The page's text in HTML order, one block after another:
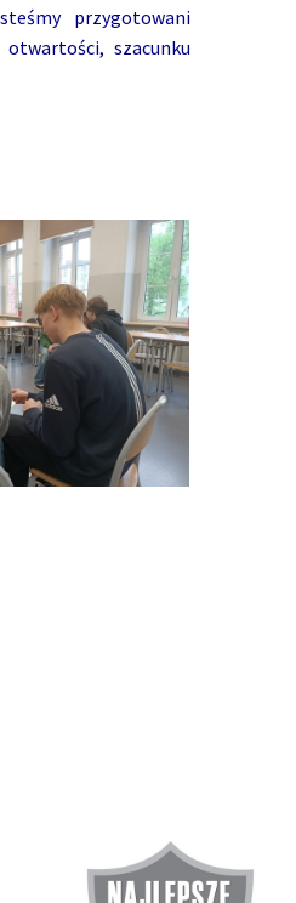
przygotowani
szacunku